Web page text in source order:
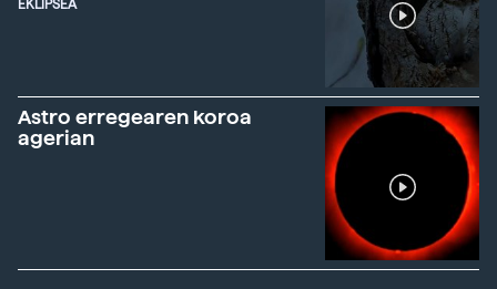
EKLIPSEA
Astro erregearen koroa
agerian